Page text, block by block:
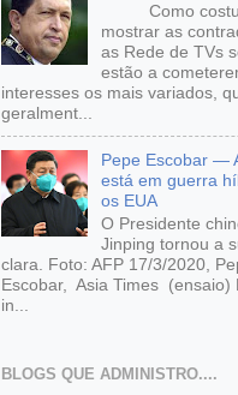
Como
mostrar as
as Rede de TVs
estão a
interesses os mais variados,
geralment...
Pepe Escobar —
está em guerra
os EUA
O Presidente
Jinping tornou a
clara. Foto: AFP 17/3/2020,
Escobar, Asia Times (ensaio)
in...
BLOGS QUE ADMINISTRO....